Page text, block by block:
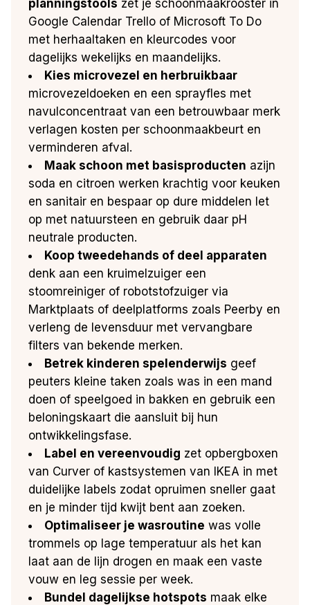
planningstools zet je schoonmaakrooster in
Google Calendar Trello of Microsoft To Do
met herhaaltaken en kleurcodes voor
dagelijks wekelijks en maandelijks.
Kies microvezel en herbruikbaar
microvezeldoeken en een sprayfles met
navulconcentraat van een betrouwbaar merk
verlagen kosten per schoonmaakbeurt en
verminderen afval.
Maak schoon met basisproducten azijn
soda en citroen werken krachtig voor keuken
en sanitair en bespaar op dure middelen let
op met natuursteen en gebruik daar pH
neutrale producten.
Koop tweedehands of deel apparaten
denk aan een kruimelzuiger een
stoomreiniger of robotstofzuiger via
Marktplaats of deelplatforms zoals Peerby en
verleng de levensduur met vervangbare
filters van bekende merken.
Betrek kinderen spelenderwijs geef
peuters kleine taken zoals was in een mand
doen of speelgoed in bakken en gebruik een
beloningskaart die aansluit bij hun
ontwikkelingsfase.
Label en vereenvoudig zet opbergboxen
van Curver of kastsystemen van IKEA in met
duidelijke labels zodat opruimen sneller gaat
en je minder tijd kwijt bent aan zoeken.
Optimaliseer je wasroutine was volle
trommels op lage temperatuur als het kan
laat aan de lijn drogen en maak een vaste
vouw en leg sessie per week.
Bundel dagelijkse hotspots maak elke